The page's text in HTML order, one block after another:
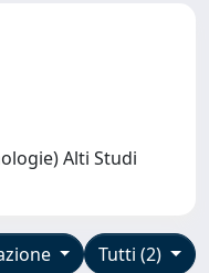
Alti Studi
Tutti (2)